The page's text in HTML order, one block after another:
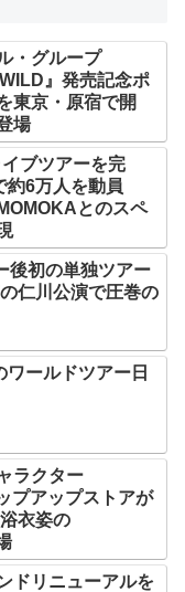
・グループ
』発売記念ポ
東京・原宿で開
場
ブツアーを完
約6万人を動員
とのスペ
後初の単独ツアー
仁川公演で圧巻の
ワールドツアー日
ラクター
プアップストアが
衣姿の
ドリニューアルを